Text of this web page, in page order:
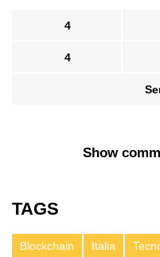
4
4
Show
TAGS
Blockchain Italia